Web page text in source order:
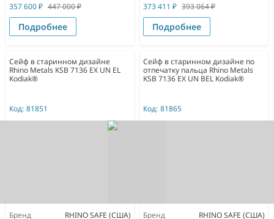
357 600₽ 447 000₽
Подробнее
373 411 ₽ 393 064₽
Подробнее
Сейф в старинном дизайне
Rhino Metals KSB 7136 EX UN EL
Kodiak®
Код: 81851
Бренд
RHINO SAFE (США)
Сейф в старинном дизайне по
отпечатку пальца Rhino Metals
KSB 7136 EX UN BEL Kodiak®
Код: 81865
Бренд
RHINO SAFE (США)